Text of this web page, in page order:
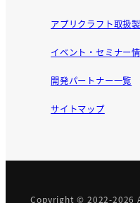
アプリクラフト取扱
イベント・セミナー
開発パートナー一覧
サイトマップ
Copyright © 2022-2026